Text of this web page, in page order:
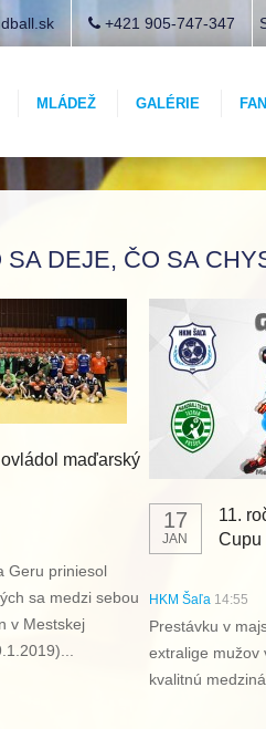
+421 905-747-347
MLÁDEŽ GALÉRIE
DEJE, ČO SA
maďarský
Geru priniesol
sa medzi sebou
v Mestskej
17
JAN
11.
Cupu
HKM Šaľa 14:55
Prestávku v
extralige mužov
kvalitnú